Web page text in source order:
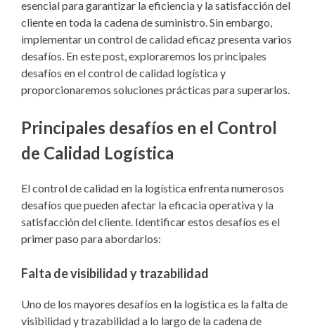
esencial para garantizar la eficiencia y la satisfacción del
cliente en toda la cadena de suministro. Sin embargo,
implementar un control de calidad eficaz presenta varios
desafíos. En este post, exploraremos los principales
desafíos en el control de calidad logística y
proporcionaremos soluciones prácticas para superarlos.
Principales desafíos en el Control
de Calidad Logística
El control de calidad en la logística enfrenta numerosos
desafíos que pueden afectar la eficacia operativa y la
satisfacción del cliente. Identificar estos desafíos es el
primer paso para abordarlos:
Falta de visibilidad y trazabilidad
Uno de los mayores desafíos en la logística es la falta de
visibilidad y trazabilidad a lo largo de la cadena de